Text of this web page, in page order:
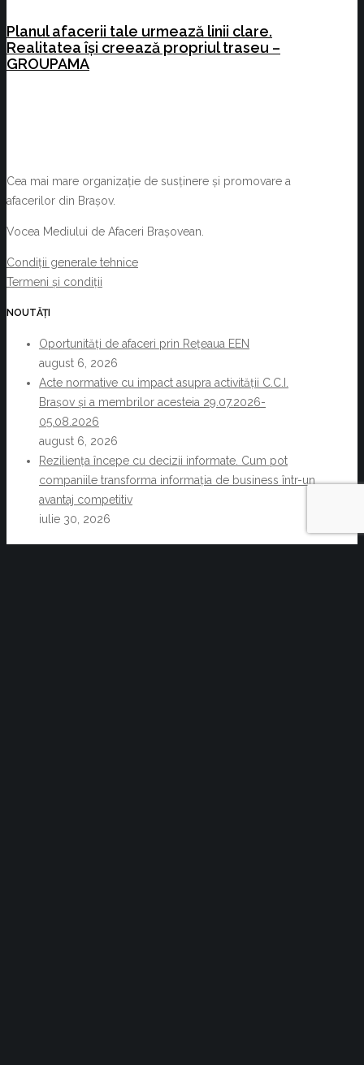
Planul afacerii tale urmează linii clare.
Realitatea își creează propriul traseu –
GROUPAMA
Cea mai mare organizație de susținere și promovare a
afacerilor din Brașov.
Vocea Mediului de Afaceri Brașovean.
Condiții generale tehnice
Termeni și condiții
NOUTĂȚI
Oportunități de afaceri prin Rețeaua EEN
august 6, 2026
Acte normative cu impact asupra activității C.C.I.
Brașov și a membrilor acesteia 29.07.2026-
05.08.2026
august 6, 2026
Reziliența începe cu decizii informate. Cum pot
companiile transforma informația de business într-un
avantaj competitiv
iulie 30, 2026